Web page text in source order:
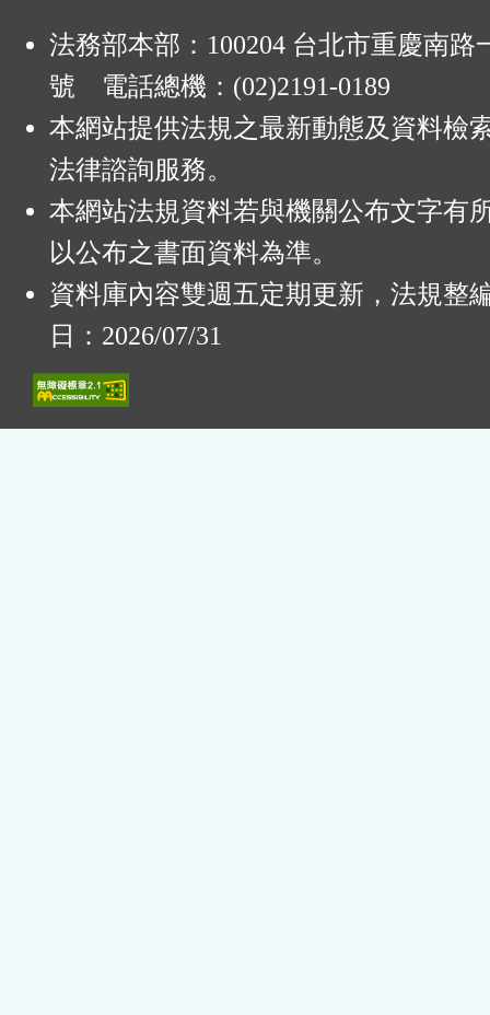
法務部本部：100204 台北市重慶南路
號 電話總機：(02)2191-0189
本網站提供法規之最新動態及資料檢
法律諮詢服務。
本網站法規資料若與機關公布文字有
以公布之書面資料為準。
資料庫內容雙週五定期更新，法規整
日：2026/07/31